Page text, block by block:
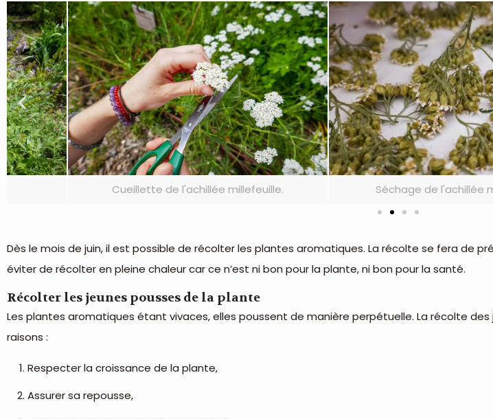
Cueillette de l'achillée millefeuille. Séchage de l'achillée millefeuille.
Dès le mois de juin, il est possible de récolter les plantes aromatiques. La récolte se fera de
éviter de récolter en pleine chaleur car ce n’est ni bon pour la plante, ni bon pour la santé.
Récolter les jeunes pousses de la plante
Les plantes aromatiques étant vivaces, elles poussent de manière perpétuelle. La récolte
raisons :
Respecter la croissance de la plante,
Assurer sa repousse,